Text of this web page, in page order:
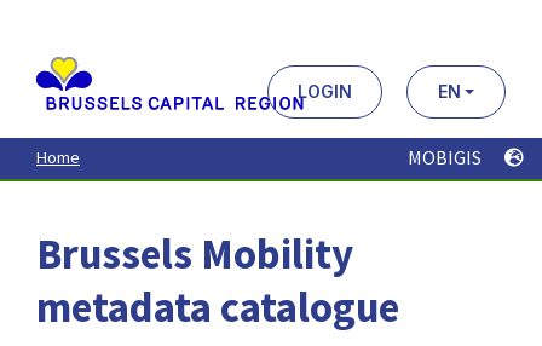
contenu
principal
LOGIN EN
Home MOBIGIS
Brussels Mobility
metadata catalogue